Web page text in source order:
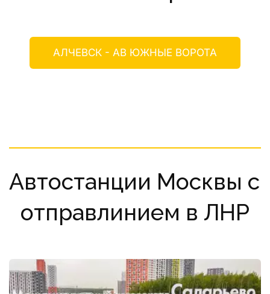
АЛЧЕВСК - АВ ЮЖНЫЕ ВОРОТА
Автостанции Москвы с
отправлинием в ЛНР